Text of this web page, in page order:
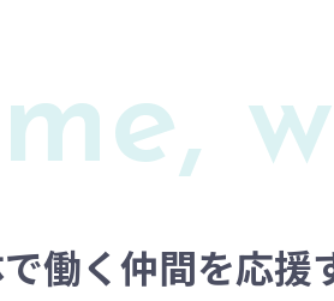
働く仲間を応援